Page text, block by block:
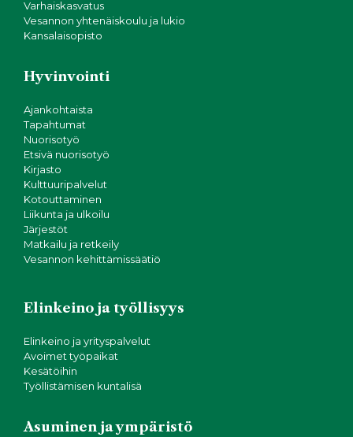
Varhaiskasvatus
Vesannon yhtenäiskoulu ja lukio
Kansalaisopisto
Hyvinvointi
Ajankohtaista
Tapahtumat
Nuorisotyö
Etsivä nuorisotyö
Kirjasto
Kulttuuripalvelut
Kotouttaminen
Liikunta ja ulkoilu
Järjestöt
Matkailu ja retkeily
Vesannon kehittämissäätiö
Elinkeino ja työllisyys
Elinkeino ja yrityspalvelut
Avoimet työpaikat
Kesätöihin
Työllistämisen kuntalisä
Asuminen ja ympäristö